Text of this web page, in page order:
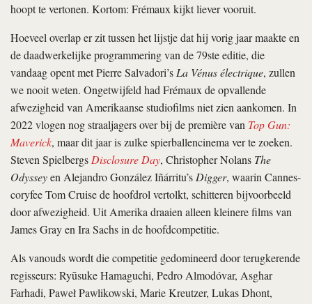
hoopt te vertonen. Kortom: Frémaux kijkt liever vooruit.
Hoeveel overlap er zit tussen het lijstje dat hij vorig jaar maakte en
de daadwerkelijke programmering van de 79ste editie, die
vandaag opent met Pierre Salvadori’sLa Vénus électrique, zullen
we nooit weten. Ongetwijfeld had Frémaux de opvallende
afwezigheid van Amerikaanse studiofilms niet zien aankomen. In
2022 vlogen nog straaljagers over bij de première van Top Gun:
Maverick, maar dit jaar is zulke spierballencinema ver te zoeken.
Steven SpielbergsDisclosure Day, Christopher Nolans The
Odysseyen Alejandro González Iñárritu’sDigger, waarin Cannes-
coryfee Tom Cruise de hoofdrol vertolkt, schitteren bijvoorbeeld
door afwezigheid. Uit Amerika draaien alleen kleinere films van
James Gray en Ira Sachs in de hoofdcompetitie.
Als vanouds wordt die competitie gedomineerd door terugkerende
regisseurs: Ryūsuke Hamaguchi, Pedro Almodóvar, Asghar
Farhadi, Paweł Pawlikowski, Marie Kreutzer, Lukas Dhont,